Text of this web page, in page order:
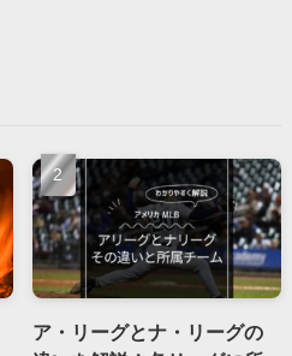
ア・リーグとナ・リーグの